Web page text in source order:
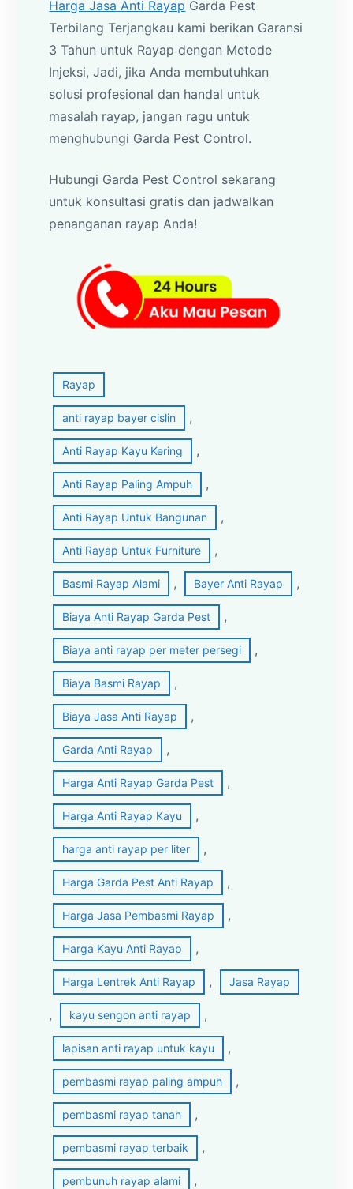
Harga Jasa Anti Rayap Garda Pest
Terbilang Terjangkau kami berikan Garansi
3 Tahun untuk Rayap dengan Metode
Injeksi, Jadi, jika Anda membutuhkan
solusi profesional dan handal untuk
masalah rayap, jangan ragu untuk
menghubungi Garda Pest Control.
Hubungi Garda Pest Control sekarang
untuk konsultasi gratis dan jadwalkan
penanganan rayap Anda!
Rayap
anti rayap bayer cislin ,
Anti Rayap Kayu Kering ,
Anti Rayap Paling Ampuh ,
Anti Rayap Untuk Bangunan ,
Anti Rayap Untuk Furniture ,
Basmi Rayap Alami , Bayer Anti Rayap ,
Biaya Anti Rayap Garda Pest ,
Biaya anti rayap per meter persegi ,
Biaya Basmi Rayap ,
Biaya Jasa Anti Rayap ,
Garda Anti Rayap ,
Harga Anti Rayap Garda Pest ,
Harga Anti Rayap Kayu ,
harga anti rayap per liter ,
Harga Garda Pest Anti Rayap ,
Harga Jasa Pembasmi Rayap ,
Harga Kayu Anti Rayap ,
Harga Lentrek Anti Rayap , Jasa Rayap
, kayu sengon anti rayap ,
lapisan anti rayap untuk kayu ,
pembasmi rayap paling ampuh ,
pembasmi rayap tanah ,
pembasmi rayap terbaik ,
pembunuh rayap alami ,